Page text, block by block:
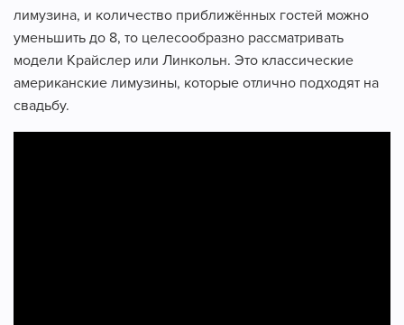
лимузина, и количество приближённых гостей можно
уменьшить до 8, то целесообразно рассматривать
модели Крайслер или Линкольн. Это классические
американские лимузины, которые отлично подходят на
свадьбу.